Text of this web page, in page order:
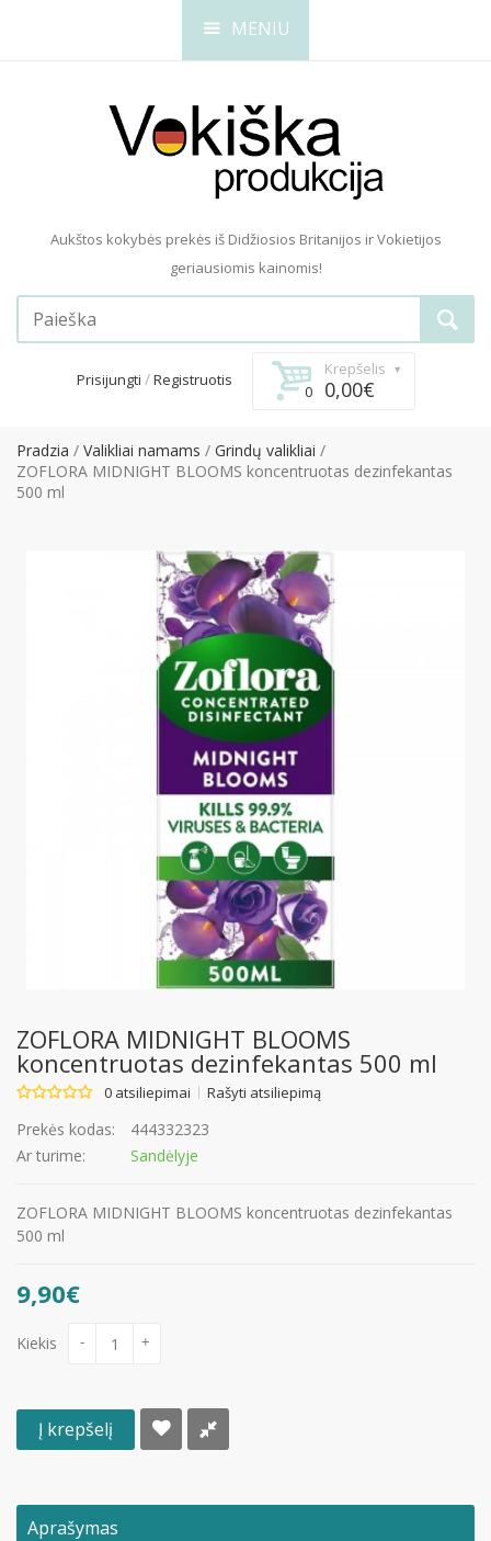
MENIU
Aukštos kokybės prekės iš Didžiosios Britanijos ir Vokietijos
geriausiomis kainomis!
Prisijungti /Registruotis
Krepšelis
0
0,00€
Pradzia Valikliai namams
Grindų valikliai
ZOFLORA MIDNIGHT BLOOMS koncentruotas dezinfekantas
500 ml
ZOFLORA MIDNIGHT BLOOMS
koncentruotas dezinfekantas 500 ml
0 atsiliepimai Rašyti atsiliepimą
Prekės kodas:
444332323
Ar turime:
Sandėlyje
ZOFLORA MIDNIGHT BLOOMS koncentruotas dezinfekantas
500 ml
9,90€
Kiekis - +
Į krepšelį
Aprašymas